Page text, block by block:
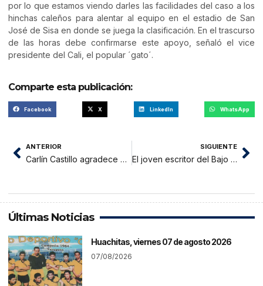
por lo que estamos viendo darles las facilidades del caso a los
hinchas caleños para alentar al equipo en el estadio de San
José de Sisa en donde se juega la clasificación. En el trascurso
de las horas debe confirmarse este apoyo, señaló el vice
presidente del Cali, el popular ´gato´.
Comparte esta publicación:
Facebook X LinkedIn WhatsApp
ANTERIOR
Carlín Castillo agradece acogida que tuvo el III USHU FIGHTING
SIGUIENTE
El joven escritor del Bajo Mayo
Últimas Noticias
Huachitas, viernes 07 de agosto 2026
07/08/2026